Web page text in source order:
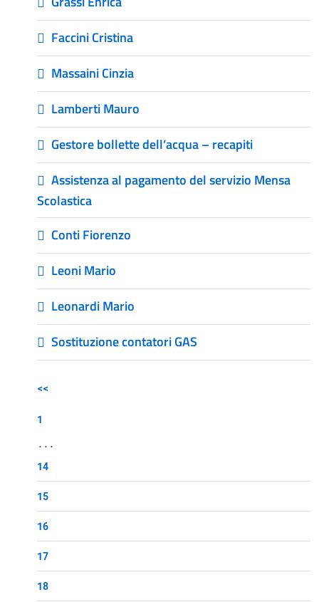
Faccini Cristina
Massaini Cinzia
Lamberti Mauro
Gestore bollette dell’acqua – recapiti
Assistenza al pagamento del servizio Mensa
Scolastica
Conti Fiorenzo
Leoni Mario
Leonardi Mario
Sostituzione contatori GAS
<<
1
...
14
15
16
17
18